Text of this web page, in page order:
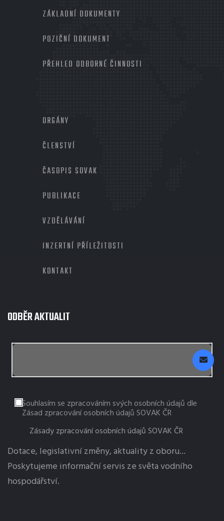
ZÁKLADNÍ DOKUMENTY
POZIČNÍ DOKUMENT
PŘEHLED ODBORNÉ ČINNOSTI
ORGÁNY
ČLENSTVÍ
ČASOPIS SOVAK
PUBLIKACE
VZDĚLÁVÁNÍ
INZERTNÍ PŘÍLEŽITOSTI
KONTAKT
ODBĚR AKTUALIT
Souhlasím se zpracováním svých osobních údajů dle
Zásad zpracování osobních údajů SOVAK ČR
Zásady zpracování osobních údajů SOVAK ČR
Dotace, legislativní změny, aktuality z oboru...
Poskytujeme informační servis ze světa vodního
hospodářství.